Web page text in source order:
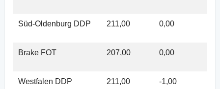
Süd-Oldenburg DDP 211,00 0,00
Brake FOT 207,00 0,00
Westfalen DDP 211,00 -1,00